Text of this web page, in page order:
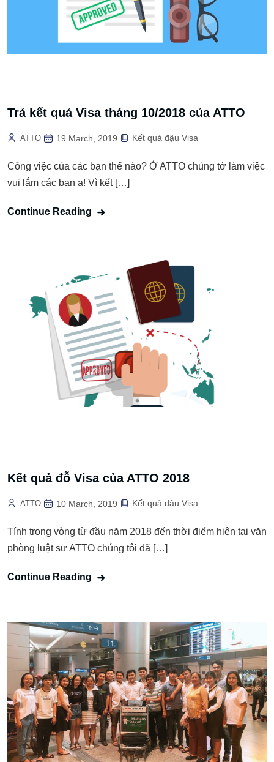
Trả kết quả Visa tháng 10/2018 của ATTO
ATTO 19 March, 2019 Kết quả đậu Visa
Công việc của các bạn thế nào? Ở ATTO chúng tớ làm việc
vui lắm các bạn ạ! Vì kết […]
Continue Reading
Kết quả đỗ Visa của ATTO 2018
ATTO 10 March, 2019 Kết quả đậu Visa
Tính trong vòng từ đầu năm 2018 đến thời điểm hiện tại văn
phòng luật sư ATTO chúng tôi đã […]
Continue Reading